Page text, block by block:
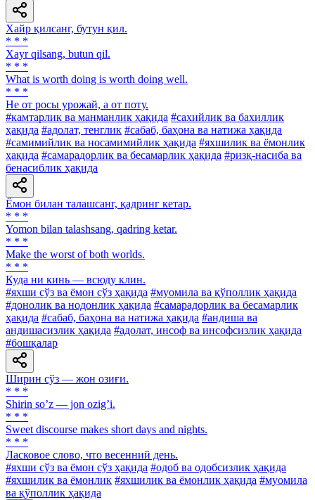
Хайр қилсанг, бутун қил.
* * *
Xayr qilsang, butun qil.
* * *
What is worth doing is worth doing well.
* * *
He от росы урожай, а от поту.
#камтарлик ва манманлик ҳақида #сахийлик ва бахиллик
ҳақида #адолат, тенглик #сабаб, баҳона ва натижа ҳақида
#самимийлик ва носамимийлик ҳақида #яхшилик ва ёмонлик
ҳақида #самарадорлик ва бесамарлик ҳақида #ризқ-насиба ва
бенасиблик ҳақида
Ёмон билан талашсанг, қадринг кетар.
* * *
Yomon bilan talashsang, qadring ketar.
* * *
Make the worst of both worlds.
* * *
Куда ни кинь — всюду клин.
#яхши сўз ва ёмон сўз ҳақида #муомила ва қўполлик ҳақида
#донолик ва нодонлик ҳақида #самарадорлик ва бесамарлик
ҳақида #сабаб, баҳона ва натижа ҳақида #андиша ва
андишасизлик ҳақида #адолат, инсоф ва инсофсизлик ҳақида
#бошқалар
Ширин сўз — жон озиғи.
* * *
Shirin soʼz — jon ozigʼi.
* * *
Sweet discourse makes short days and nights.
* * *
Ласковое слово, что весенний день.
#яхши сўз ва ёмон сўз ҳақида #одоб ва одобсизлик ҳақида
#яхшилик ва ёмонлик #яхшилик ва ёмонлик ҳақида #муомила
ва қўполлик ҳақида